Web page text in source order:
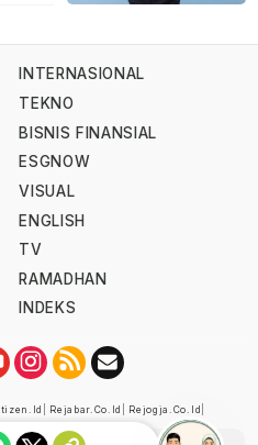
INTERNASIONAL
TEKNO
BISNIS FINANSIAL
ESGNOW
VISUAL
ENGLISH
TV
RAMADHAN
INDEKS
Rejabar.co.id Rejogja.co.id